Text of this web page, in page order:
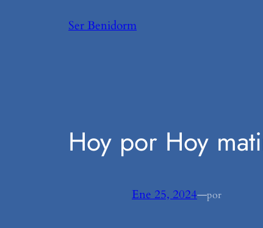
Ser Benidorm
Hoy por Hoy
Ene 25, 2024—por